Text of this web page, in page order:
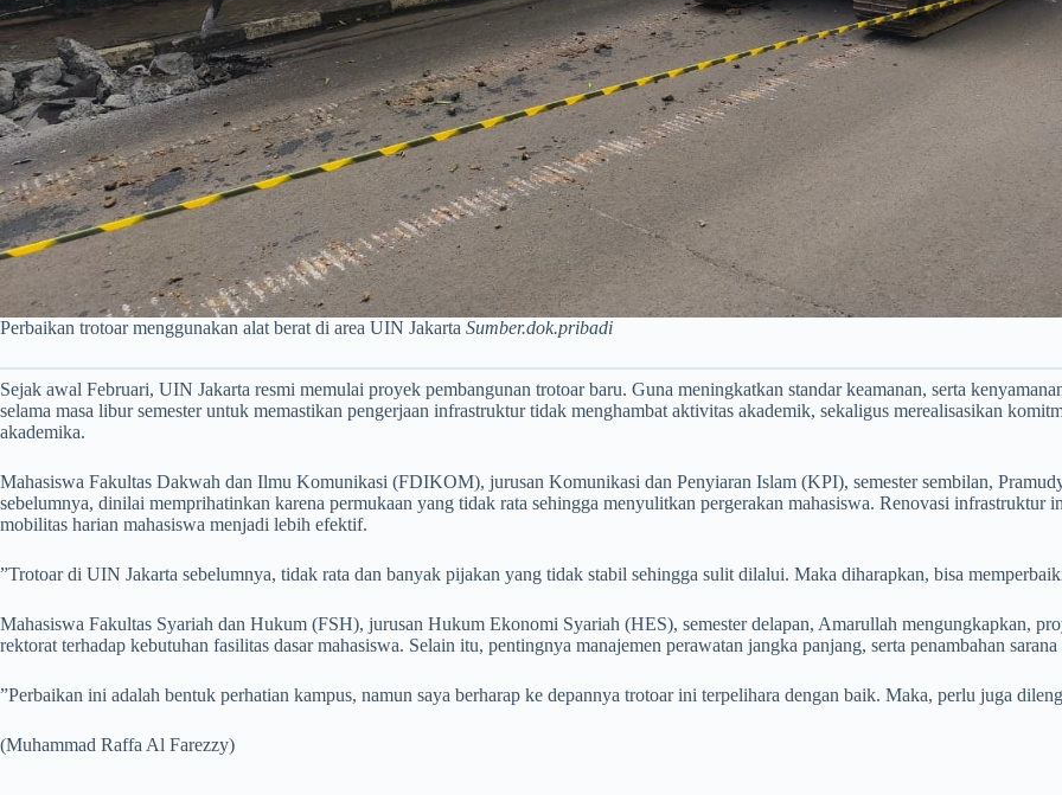
Perbaikan trotoar menggunakan alat berat di area UIN Jakarta Sumber.dok.pribadi
Sejak awal Februari, UIN Jakarta resmi memulai proyek pembangunan trotoar baru. Guna meningkatkan standar keamanan, serta
selama masa libur semester untuk memastikan pengerjaan infrastruktur tidak menghambat aktivitas akademik, sekaligus merealisasikan
akademika.
Mahasiswa Fakultas Dakwah dan Ilmu Komunikasi (FDIKOM), jurusan Komunikasi dan Penyiaran Islam (KPI), semester sembilan,
sebelumnya, dinilai memprihatinkan karena permukaan yang tidak rata sehingga menyulitkan pergerakan mahasiswa. Renovasi infrastruktur
mobilitas harian mahasiswa menjadi lebih efektif.
​”Trotoar di UIN Jakarta sebelumnya, tidak rata dan banyak pijakan yang tidak stabil sehingga sulit dilalui. Maka diharapkan, bisa
​Mahasiswa Fakultas Syariah dan Hukum (FSH), jurusan Hukum Ekonomi Syariah (HES), semester delapan, Amarullah mengungkapkan,
rektorat terhadap kebutuhan fasilitas dasar mahasiswa. Selain itu, pentingnya manajemen perawatan jangka panjang, serta penambahan
​”Perbaikan ini adalah bentuk perhatian kampus, namun saya berharap ke depannya trotoar ini terpelihara dengan baik. Maka, perlu juga
(Muhammad Raffa Al Farezzy)